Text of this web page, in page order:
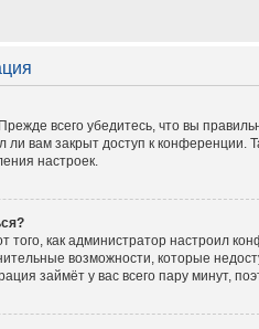
всего убедитесь, что вы
вам закрыт доступ к
настроек.
того, как администратор настроил
возможности, которые
займёт у вас всего пару минут,